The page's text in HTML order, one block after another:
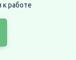
к работе